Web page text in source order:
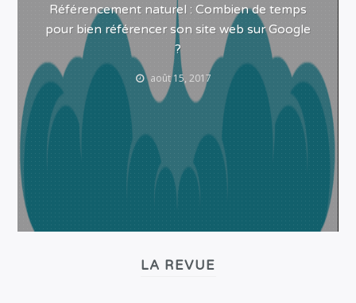
Référencement naturel : Combien de temps
pour bien référencer son site web sur Google
?
août 15, 2017
LA REVUE